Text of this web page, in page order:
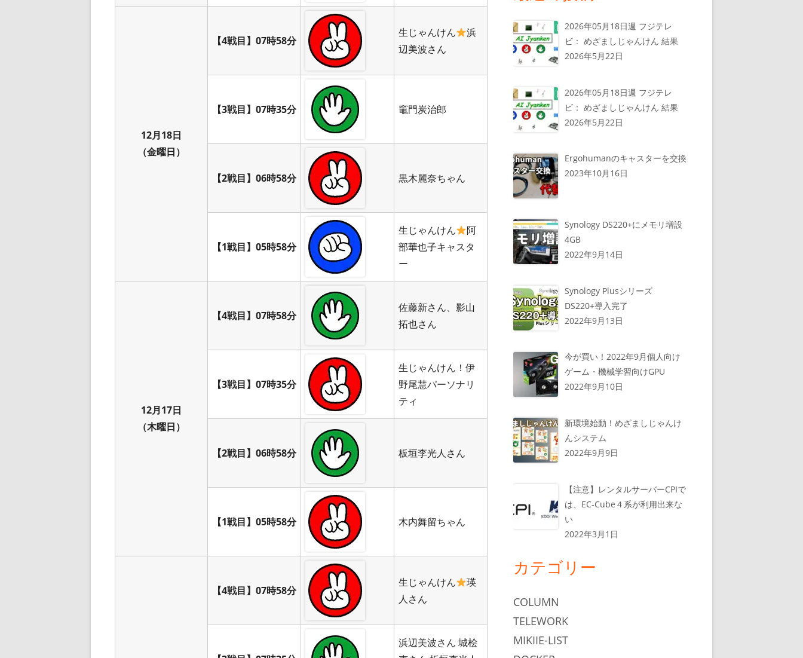
12月18日
（金曜日）
【4戦目】07時58分
生じゃんけん
浜
辺美波さん
【3戦目】07時35分 竈門炭治郎
【2戦目】06時58分 黒木麗奈ちゃん
【1戦目】05時58分
生じゃんけん
阿
部華也子キャスタ
ー
12月17日
（木曜日）
【4戦目】07時58分
佐藤新さん、影山
拓也さん
【3戦目】07時35分
生じゃんけん！伊
野尾慧パーソナリ
ティ
【2戦目】06時58分 板垣李光人さん
【1戦目】05時58分 木内舞留ちゃん
【4戦目】07時58分
生じゃんけん
瑛
人さん
浜辺美波さん 城桧
2026年05月18日週 フジテレ
ビ： めざましじゃんけん 結果
2026年5月22日
2026年05月18日週 フジテレ
ビ： めざましじゃんけん 結果
2026年5月22日
Ergohumanのキャスターを交換
2023年10月16日
Synology DS220+にメモリ増設
4GB
2022年9月14日
Synology Plusシリーズ
DS220+導入完了
2022年9月13日
今が買い！2022年9月個人向け
ゲーム・機械学習向けGPU
2022年9月10日
新環境始動！めざましじゃんけ
んシステム
2022年9月9日
【注意】レンタルサーバーCPIで
は、EC-Cube４系が利用出来な
い
2022年3月1日
カテゴリー
COLUMN
TELEWORK
MIKIIE-LIST